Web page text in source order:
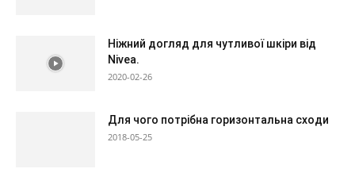
Ніжний догляд для чутливої шкіри від
Nivea.
2020-02-26
Для чого потрібна горизонтальна сходи
2018-05-25